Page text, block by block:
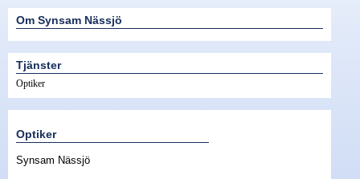
Glasögon
Tillverkare - linser
Linstillbehör
Om Synsam Nässjö
Tjänster
Optiker
Optiker
Synsam Nässjö